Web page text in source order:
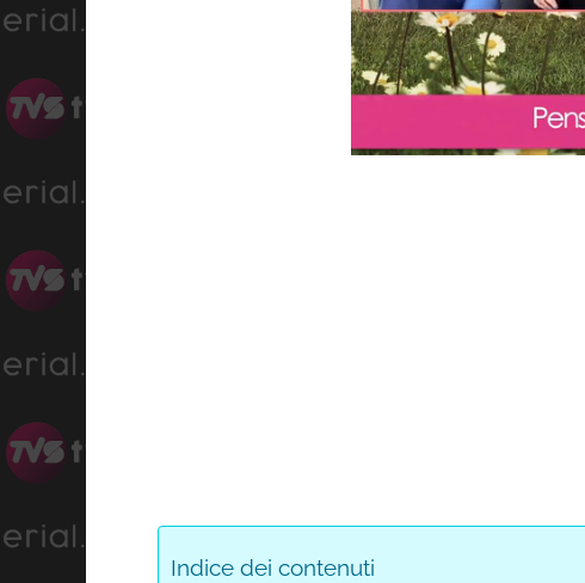
Unmute
0%
Indice dei contenuti